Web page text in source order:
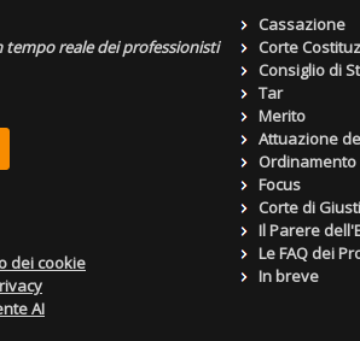
reale dei professionisti
dei cookie
AI
Cassazione
Corte
Consiglio di
Tar
Merito
Attuazione
Focus
Corte di
Il Parere
Le FAQ dei
In breve